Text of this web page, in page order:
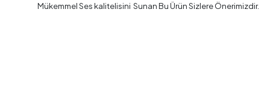
Mükemmel Ses kalitelisini Sunan Bu Ürün Sizlere Önerimizdir.